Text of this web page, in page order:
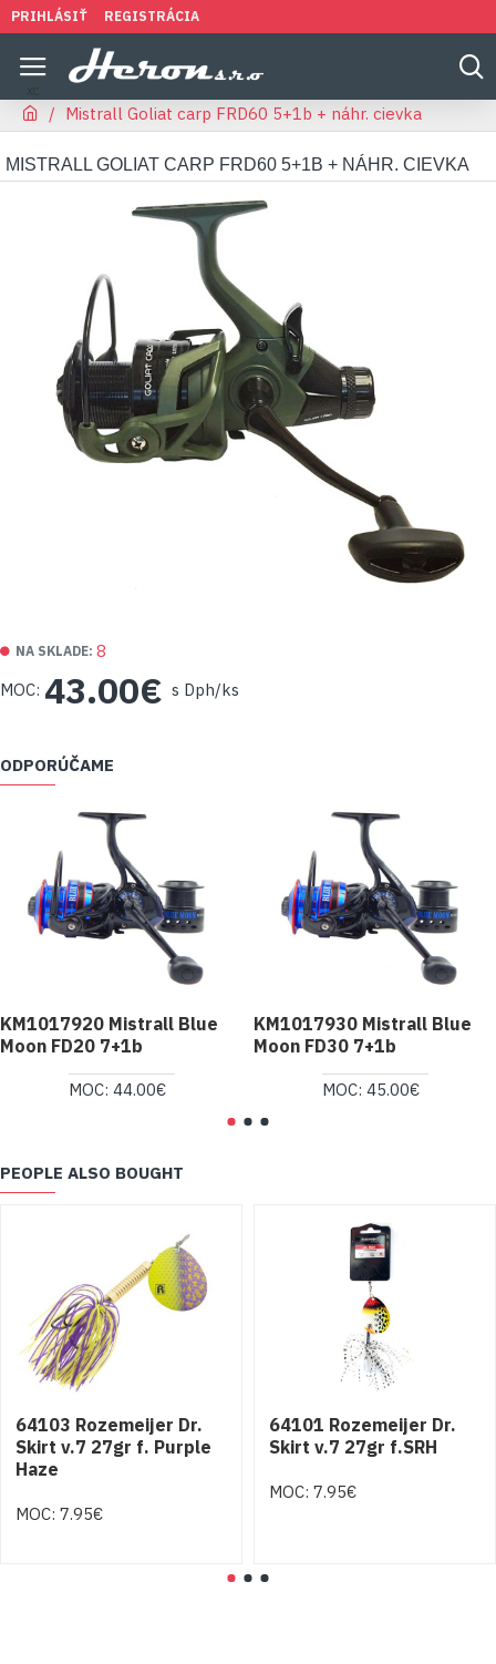
PRIHLÁSIŤ REGISTRÁCIA
Mistrall Goliat carp FRD60 5+1b + náhr. cievka
MISTRALL GOLIAT CARP FRD60 5+1B + NÁHR. CIEVKA
MOC: 43.00€ s Dph/ks
NA SKLADE: 8
ODPORÚČAME
KM1017920 Mistrall Blue
Moon FD20 7+1b
MOC: 44.00€
KM1017930 Mistrall Blue
Moon FD30 7+1b
MOC: 45.00€
PEOPLE ALSO BOUGHT
64103 Rozemeijer Dr.
Skirt v.7 27gr f. Purple
Haze
MOC: 7.95€
64101 Rozemeijer Dr.
Skirt v.7 27gr f.SRH
MOC: 7.95€